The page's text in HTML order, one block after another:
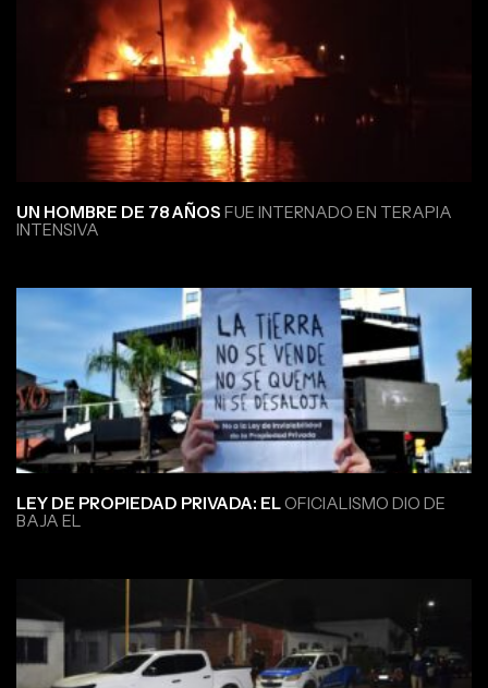
UN HOMBRE DE 78 AÑOS FUE INTERNADO EN TERAPIA
INTENSIVA
LEY DE PROPIEDAD PRIVADA: ELOFICIALISMO DIO DE
BAJA EL